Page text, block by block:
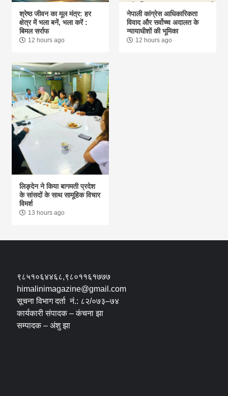
श्रेष्ठ जीवन का मूल मंत्र: हर
क्षेत्र में भला बनें, भला करें :
बिमल सर्राफ
12 hours ago
नेपाली कांग्रेस आधिकारिकता
विवाद और सर्वोच्च अदालत के
न्यायाधीशों की भूमिका
12 hours ago
लिङ्देन ने किया बागमती प्रदेश
के सांसदों के साथ सामूहिक विचार
विमर्श
13 hours ago
९८५१०६४४६८,९८०११६१७७७
himalinimagazine@gmail.com
सूचना विभाग दर्ता नं.: ८२/०७३–७४
कार्यकारी संपादक – कंचना झा
सम्पादक – अंशु झा